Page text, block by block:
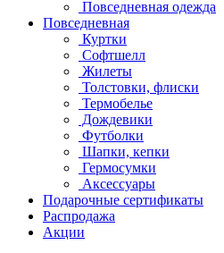
Повседневная одежда
Повседневная
Куртки
Софтшелл
Жилеты
Толстовки, флиски
Термобелье
Дождевики
Футболки
Шапки, кепки
Гермосумки
Аксессуары
Подарочные сертификаты
Распродажа
Акции